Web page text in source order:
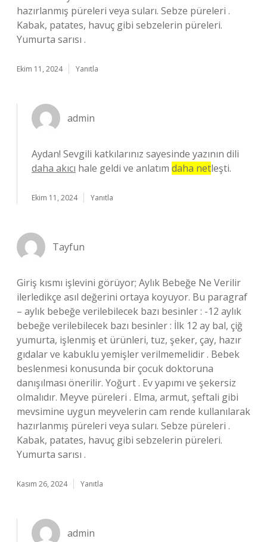
hazırlanmış püreleri veya suları. Sebze püreleri .
Kabak, patates, havuç gibi sebzelerin püreleri.
Yumurta sarısı .
Ekim 11, 2024 Yanıtla
admin
Aydan! Sevgili katkılarınız sayesinde yazının dili
daha akıcı hale geldi ve anlatım daha netleşti.
Ekim 11, 2024 Yanıtla
Tayfun
Giriş kısmı işlevini görüyor; Aylık Bebeğe Ne Verilir
ilerledikçe asıl değerini ortaya koyuyor. Bu paragraf
– aylık bebeğe verilebilecek bazı besinler : -12 aylık
bebeğe verilebilecek bazı besinler : İlk 12 ay bal, çiğ
yumurta, işlenmiş et ürünleri, tuz, şeker, çay, hazır
gıdalar ve kabuklu yemişler verilmemelidir . Bebek
beslenmesi konusunda bir çocuk doktoruna
danışılması önerilir. Yoğurt . Ev yapımı ve şekersiz
olmalıdır. Meyve püreleri . Elma, armut, şeftali gibi
mevsimine uygun meyvelerin cam rende kullanılarak
hazırlanmış püreleri veya suları. Sebze püreleri .
Kabak, patates, havuç gibi sebzelerin püreleri.
Yumurta sarısı .
Kasım 26, 2024 Yanıtla
admin